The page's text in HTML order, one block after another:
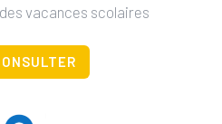
vacances scolaires